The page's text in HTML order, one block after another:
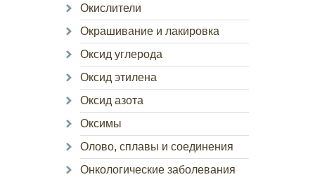
Окислители
Окрашивание и лакировка
Оксид углерода
Оксид этилена
Оксид азота
Оксимы
Олово, сплавы и соединения
Онкологические заболевания